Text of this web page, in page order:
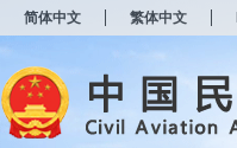
简体中文 繁体中文
打
开
无
障